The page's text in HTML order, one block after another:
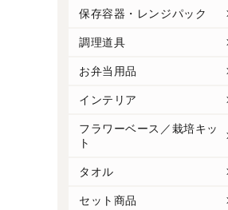
保存容器・レンジパック
調理道具
お弁当用品
インテリア
フラワーベース／栽培キッ
ト
タオル
セット商品